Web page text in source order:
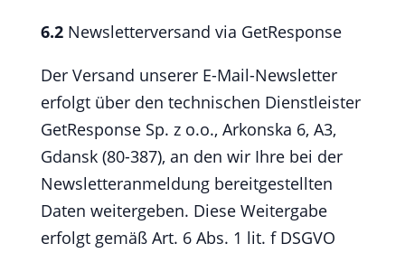
6.2Newsletterversand via GetResponse
Der Versand unserer E-Mail-Newsletter
erfolgt über den technischen Dienstleister
GetResponse Sp. z o.o., Arkonska 6, A3,
Gdansk (80-387), an den wir Ihre bei der
Newsletteranmeldung bereitgestellten
Daten weitergeben. Diese Weitergabe
erfolgt gemäß Art. 6 Abs. 1 lit. f DSGVO